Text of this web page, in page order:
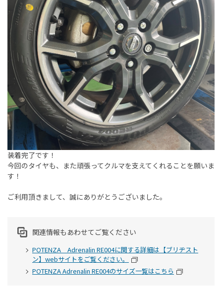
装着完了です！
今回のタイヤも、また頑張ってクルマを支えてくれることを願いま
す！
ご利用頂きまして、誠にありがとうございました。
関連情報もあわせてご覧ください
POTENZA Adrenalin RE004に関する詳細は【ブリヂスト
ン】webサイトをご覧ください。
POTENZA Adrenalin RE004のサイズ一覧はこちら